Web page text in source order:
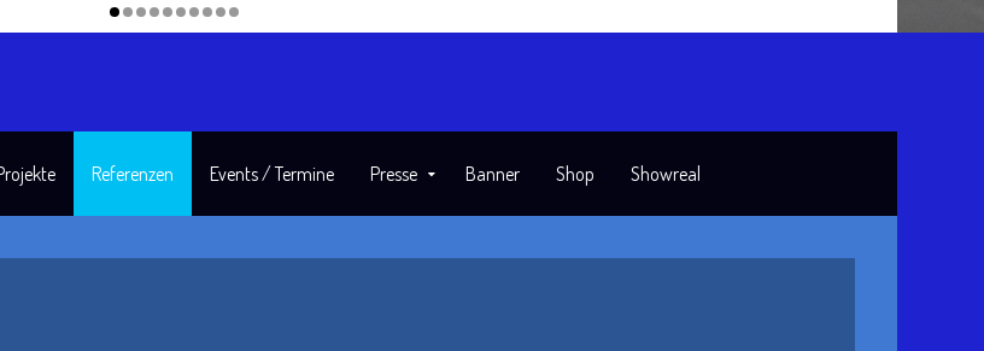
Referenzen Events / Termine Presse Banner Shop Showreal